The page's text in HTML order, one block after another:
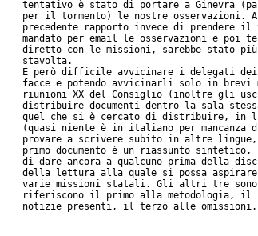
tentativo è stato di portare a Ginevra
per il tormento) le nostre osservazioni. A
precedente rapporto invece di prendere il
mandato per email le osservazioni e poi
diretto con le missioni, sarebbe stato più
stavolta.
E però difficile avvicinare i delegati dei
facce e potendo avvicinarli solo in brevi
riunioni XX del Consiglio (inoltre gli
distribuire documenti dentro la sala
quel che si è cercato di distribuire, in
(quasi niente è in italiano per mancanza
provare a scrivere subito in altre
primo documento è un riassunto sintetico,
di dare ancora a qualcuno prima della
della lettura alla quale si possa
varie missioni statali. Gli altri tre
riferiscono il primo alla metodologia, il
notizie presenti, il terzo alle omissioni.